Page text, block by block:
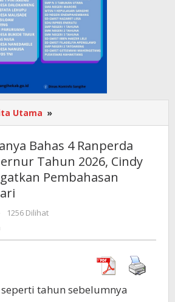
Utama »
Sulut
Bahas
4
Ranperda
Cindy
Pembahasan
Running
Bahas 4 Ranperda
Tahun 2026, Cindy
Pembahasan
1256 Dilihat
tahun sebelumnya